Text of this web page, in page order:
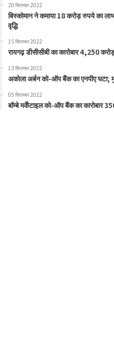
20 सितम्बर 2022
बिस्कोमान ने कमाया 18 करोड़ रुपये का
वृद्धि
15 सितम्बर 2022
रायगढ़ डीसीसीबी का कारोबार 4,250
13 सितम्बर 2022
अकोला अर्बन को-ऑप बैंक का एनपीए घटा;
05 सितम्बर 2022
बॉम्बे मर्केंटाइल को-ऑप बैंक का कारोबार